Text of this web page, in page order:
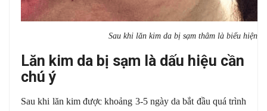
Sau khi lăn kim da bị sạm thâm là biểu hiện
Lăn kim da bị sạm là dấu hiệu cần
chú ý
Sau khi lăn kim được khoảng 3-5 ngày da bắt đầu quá trình